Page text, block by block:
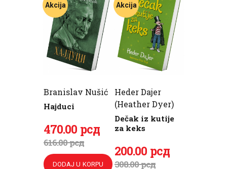
Akcija
Branislav Nušić
Hajduci
616.00рсд
Originalna
cena
je
470.00 рсд
Trenutna
cena
je:DODAJ U KORPU
Akcija
Heder Dajer
(Heather Dyer)
Dečak iz kutije
za keks
308.00рсд
Originalna
cena
200.00 рсд
Trenutna
cena